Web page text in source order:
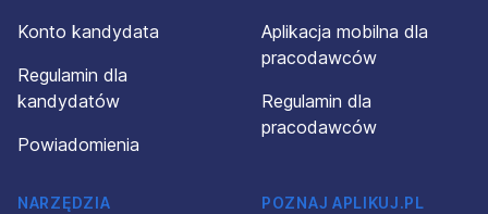
Konto kandydata
Regulamin dla
kandydatów
Powiadomienia
Aplikacja mobilna dla
pracodawców
Regulamin dla
pracodawców
NARZĘDZIA
POZNAJ APLIKUJ.PL